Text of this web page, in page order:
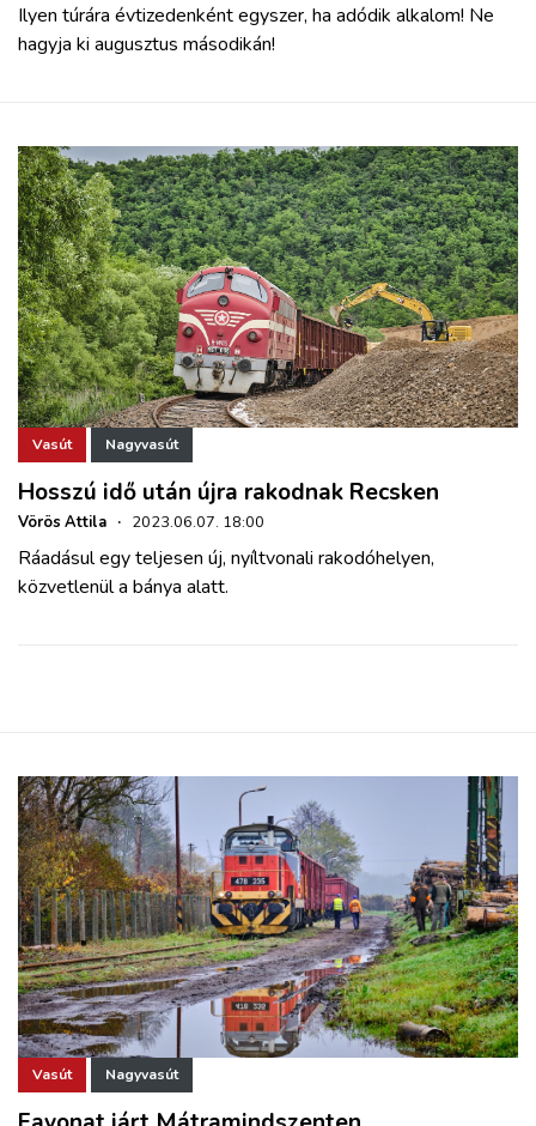
Ilyen túrára évtizedenként egyszer, ha adódik alkalom! Ne
hagyja ki augusztus másodikán!
Vasút Nagyvasút
Hosszú idő után újra rakodnak Recsken
Vörös Attila · 2023.06.07. 18:00
Ráadásul egy teljesen új, nyíltvonali rakodóhelyen,
közvetlenül a bánya alatt.
Vasút Nagyvasút